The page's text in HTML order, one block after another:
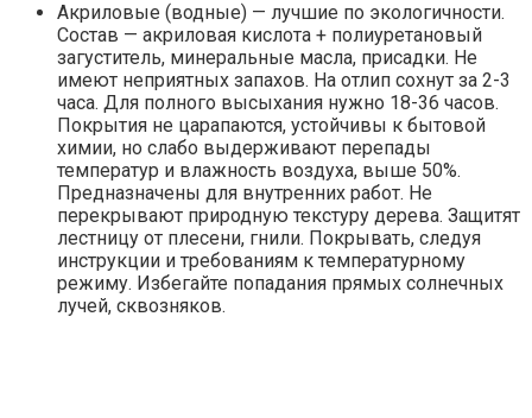
Акриловые (водные) — лучшие по экологичности.
Состав — акриловая кислота + полиуретановый
загуститель, минеральные масла, присадки. Не
имеют неприятных запахов. На отлип сохнут за 2-3
часа. Для полного высыхания нужно 18-36 часов.
Покрытия не царапаются, устойчивы к бытовой
химии, но слабо выдерживают перепады
температур и влажность воздуха, выше 50%.
Предназначены для внутренних работ. Не
перекрывают природную текстуру дерева. Защитят
лестницу от плесени, гнили. Покрывать, следуя
инструкции и требованиям к температурному
режиму. Избегайте попадания прямых солнечных
лучей, сквозняков.